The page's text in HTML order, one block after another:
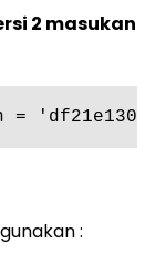
2 masukan
: